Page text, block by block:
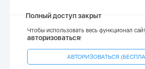
Полный доступ закрыт
Чтобы использовать весь функционал
авторизоваться!
АВТОРИЗОВАТЬСЯ